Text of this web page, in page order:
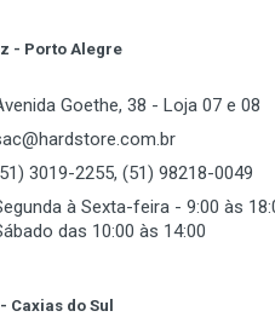
Teclas
Estilo
Idioma Padrão
Especificações Físicas
Review Stars
- Porto Alegre
Goethe, 38 - Loja 07 e 08
3019-2255, (51) 98218-0049
à Sexta-feira - 9:00 às
das 10:00 às 14:00
Caxias do Sul